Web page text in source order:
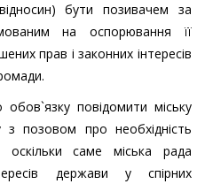
бути позивачем за
на оспорювання її
прав і законних інтересів
повідомити міську
позовом про необхідність
оскільки саме міська рада
держави у спірних